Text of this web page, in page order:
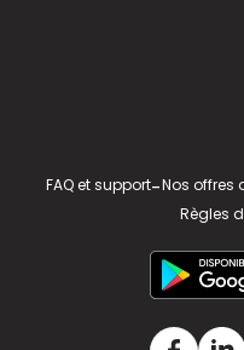
FAQ et support-Nos offres
Règles